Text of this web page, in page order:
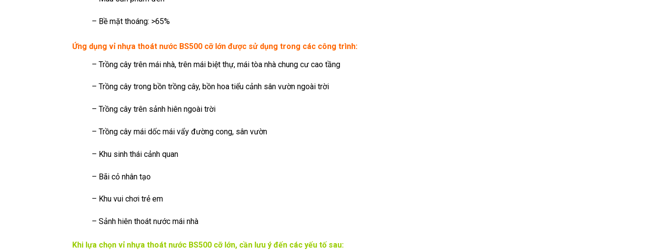
– Bề mặt thoáng: >65%
Ứng dụng vỉ nhựa thoát nước BS500 cỡ lớn được sử dụng trong các công trình:
– Trồng cây trên mái nhà, trên mái biệt thự, mái tòa nhà chung cư cao tầng
– Trồng cây trong bồn trồng cây, bồn hoa tiểu cảnh sân vườn ngoài trời
– Trồng cây trên sảnh hiên ngoài trời
– Trồng cây mái dốc mái vẩy đường cong, sân vườn
– Khu sinh thái cảnh quan
– Bãi cỏ nhân tạo
– Khu vui chơi trẻ em
– Sảnh hiên thoát nước mái nhà
Khi lựa chọn vỉ nhựa thoát nước BS500 cỡ lớn, cần lưu ý đến các yếu tố sau: